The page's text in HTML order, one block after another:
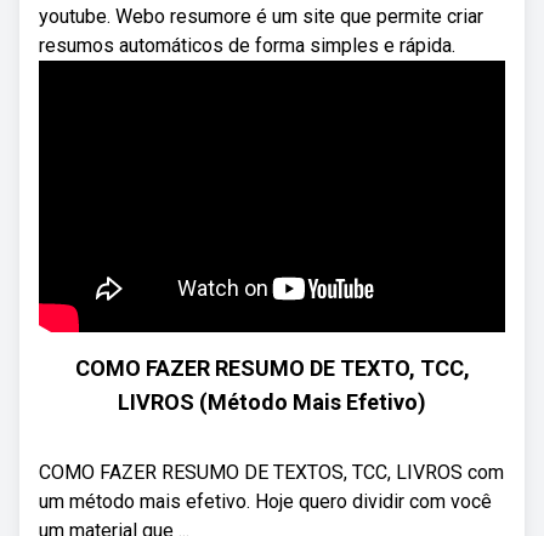
youtube. Webo resumore é um site que permite criar
resumos automáticos de forma simples e rápida.
COMO FAZER RESUMO DE TEXTO, TCC,
LIVROS (Método Mais Efetivo)
COMO FAZER RESUMO DE TEXTOS, TCC, LIVROS com
um método mais efetivo. Hoje quero dividir com você
um material que ...